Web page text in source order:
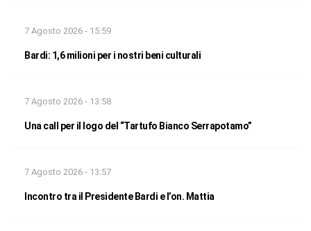
7 Agosto 2026 - 15:59
Bardi: 1,6 milioni per i nostri beni culturali
7 Agosto 2026 - 13:58
Una call per il logo del “Tartufo Bianco Serrapotamo”
7 Agosto 2026 - 13:57
Incontro tra il Presidente Bardi e l’on. Mattia